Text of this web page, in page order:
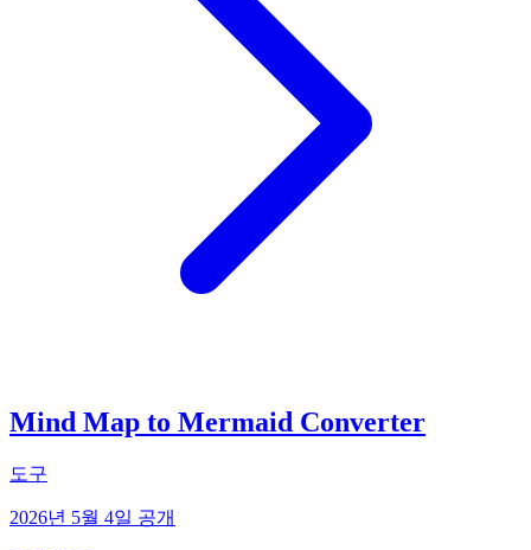
Mind Map to Mermaid Converter
도구
2026년 5월 4일 공개